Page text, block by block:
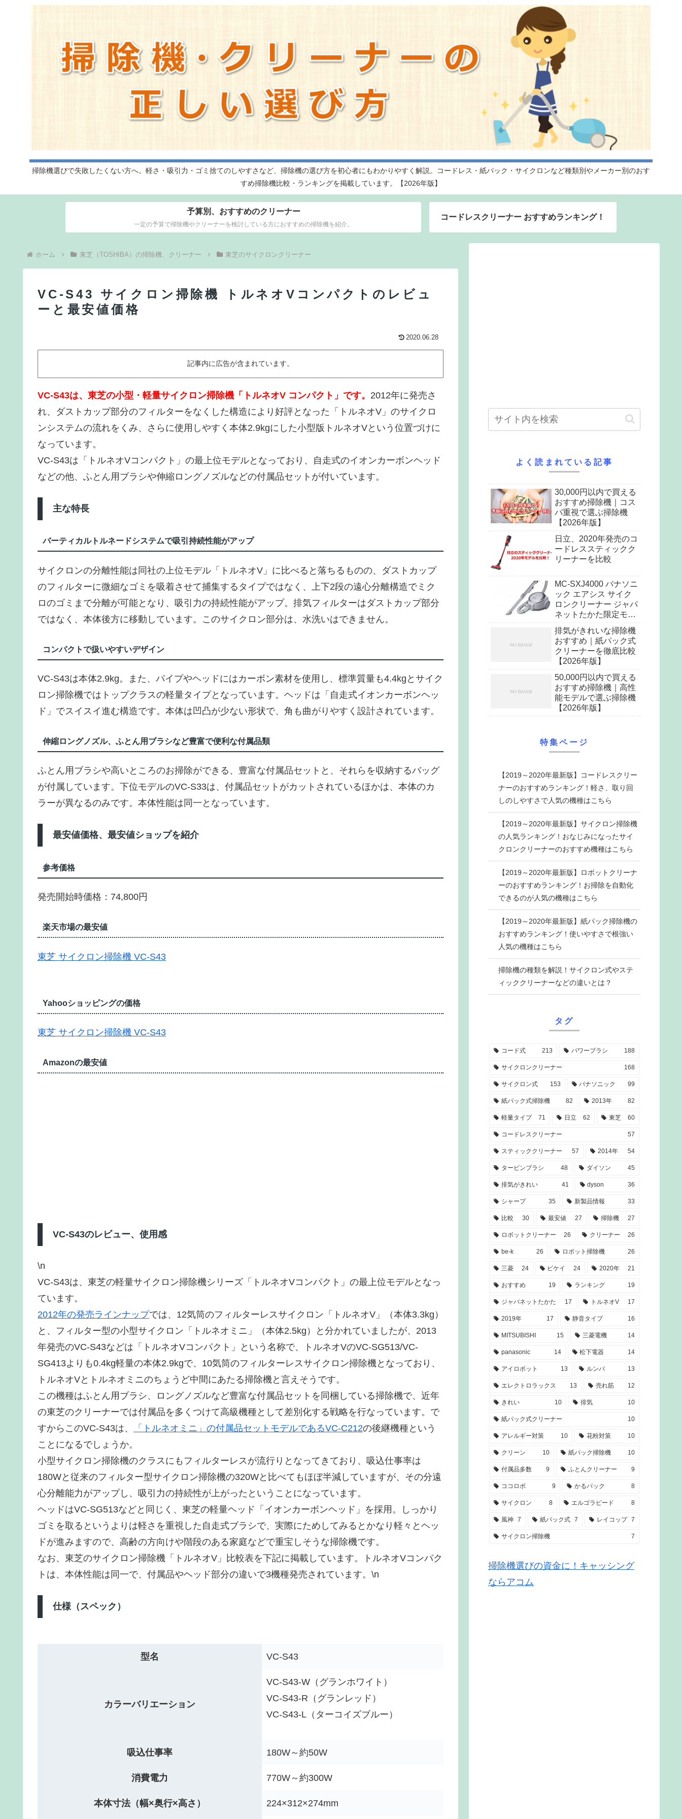
掃除機選びで失敗したくない方へ。軽さ・吸引力・ゴミ捨てのしやすさなど、掃除機の選び方を初心者にもわかりやすく解説。コードレス・紙パック・サイクロンなど種類別やメーカー別のおす
すめ掃除機比較・ランキングを掲載しています。【2026年版】
予算別、おすすめのクリーナー
一定の予算で掃除機やクリーナーを検討している方におすすめの掃除機を紹介。
コードレスクリーナー おすすめランキング！
ホーム 東芝（TOSHIBA）の掃除機、クリーナー 東芝のサイクロンクリーナー
VC-S43 サイクロン掃除機 トルネオVコンパクトのレビュ
ーと最安値価格
2020.06.28
記事内に広告が含まれています。
VC-S43は、東芝の小型・軽量サイクロン掃除機「トルネオV コンパクト」です。 2012年に発売さ
れ、ダストカップ部分のフィルターをなくした構造により好評となった「トルネオV」のサイクロ
ンシステムの流れをくみ、さらに使用しやすく本体2.9kgにした小型版トルネオVという位置づけに
なっています。
VC-S43は「トルネオVコンパクト」の最上位モデルとなっており、自走式のイオンカーボンヘッド
などの他、ふとん用ブラシや伸縮ロングノズルなどの付属品セットが付いています。
主な特長
バーティカルトルネードシステムで吸引持続性能がアップ
サイクロンの分離性能は同社の上位モデル「トルネオV」に比べると落ちるものの、ダストカップ
のフィルターに微細なゴミを吸着させて捕集するタイプではなく、上下2段の遠心分離構造でミク
ロのゴミまで分離が可能となり、吸引力の持続性能がアップ。排気フィルターはダストカップ部分
ではなく、本体後方に移動しています。このサイクロン部分は、水洗いはできません。
コンパクトで扱いやすいデザイン
VC-S43は本体2.9kg。また、パイプやヘッドにはカーボン素材を使用し、標準質量も4.4kgとサイク
ロン掃除機ではトップクラスの軽量タイプとなっています。ヘッドは「自走式イオンカーボンヘッ
ド」でスイスイ進む構造です。本体は凹凸が少ない形状で、角も曲がりやすく設計されています。
伸縮ロングノズル、ふとん用ブラシなど豊富で便利な付属品類
ふとん用ブラシや高いところのお掃除ができる、豊富な付属品セットと、それらを収納するバッグ
が付属しています。下位モデルのVC-S33は、付属品セットがカットされているほかは、本体のカ
ラーが異なるのみです。本体性能は同一となっています。
最安値価格、最安値ショップを紹介
参考価格
発売開始時価格：74,800円
楽天市場の最安値
東芝 サイクロン掃除機 VC-S43
Yahooショッピングの価格
東芝 サイクロン掃除機 VC-S43
Amazonの最安値
VC-S43のレビュー、使用感
\n
VC-S43は、東芝の軽量サイクロン掃除機シリーズ「トルネオVコンパクト」の最上位モデルとなっ
ています。
2012年の発売ラインナップでは、12気筒のフィルターレスサイクロン「トルネオV」（本体3.3kg）
と、フィルター型の小型サイクロン「トルネオミニ」（本体2.5kg）と分かれていましたが、2013
年発売のVC-S43などは「トルネオVコンパクト」という名称で、トルネオVのVC-SG513/VC-
SG413よりも0.4kg軽量の本体2.9kgで、10気筒のフィルターレスサイクロン掃除機となっており、
トルネオVとトルネオミニのちょうど中間にあたる掃除機と言えそうです。
この機種はふとん用ブラシ、ロングノズルなど豊富な付属品セットを同梱している掃除機で、近年
の東芝のクリーナーでは付属品を多くつけて高級機種として差別化する戦略を行なっています。で
すからこのVC-S43は、
「トルネオミニ」の付属品セットモデルであるVC-C212の後継機種という
ことになるでしょうか。
小型サイクロン掃除機のクラスにもフィルターレスが流行りとなってきており、吸込仕事率は
180Wと従来のフィルター型サイクロン掃除機の320Wと比べてもほぼ半減していますが、その分遠
心分離能力がアップし、吸引力の持続性が上がったということになっています。
ヘッドはVC-SG513などと同じく、東芝の軽量ヘッド「イオンカーボンヘッド」を採用。しっかり
ゴミを取るというよりは軽さを重視した自走式ブラシで、実際にためしてみるとかなり軽々とヘッ
ドが進みますので、高齢の方向けや階段のある家庭などで重宝しそうな掃除機です。
なお、東芝のサイクロン掃除機「トルネオV」比較表を下記に掲載しています。トルネオVコンパク
トは、本体性能は同一で、付属品やヘッド部分の違いで3機種発売されています。\n
仕様（スペック）
型名 VC-S43
カラーバリエーション
VC-S43-W（グランホワイト）
VC-S43-R（グランレッド）
VC-S43-L（ターコイズブルー）
吸込仕事率 180W～約50W
消費電力 770W～約300W
本体寸法（幅×奥行×高さ） 224×312×274mm
よく読まれている記事
30,000円以内で買える
おすすめ掃除機｜コス
パ重視で選ぶ掃除機
【2026年版】
日立、2020年発売のコ
ードレススティックク
リーナーを比較
MC-SXJ4000 パナソニ
ック エアシス サイク
ロンクリーナー ジャパ
ネットたかた限定モデ
排気がきれいな掃除機
おすすめ｜紙パック式
クリーナーを徹底比較
【2026年版】
50,000円以内で買える
おすすめ掃除機｜高性
能モデルで選ぶ掃除機
【2026年版】
特集ページ
【2019～2020年最新版】コードレスクリー
ナーのおすすめランキング！軽さ、取り回
しのしやすさで人気の機種はこちら
【2019～2020年最新版】サイクロン掃除機
の人気ランキング！おなじみになったサイ
クロンクリーナーのおすすめ機種はこちら
【2019～2020年最新版】ロボットクリーナ
ーのおすすめランキング！お掃除を自動化
できるのが人気の機種はこちら
【2019～2020年最新版】紙パック掃除機の
おすすめランキング！使いやすさで根強い
人気の機種はこちら
掃除機の種類を解説！サイクロン式やステ
ィッククリーナーなどの違いとは？
タグ
コード式 213 パワーブラシ 188
サイクロンクリーナー 168
サイクロン式 153 パナソニック 99
紙パック式掃除機 82 2013年 82
軽量タイプ 71 日立 62 東芝 60
コードレスクリーナー 57
スティッククリーナー 57 2014年 54
タービンブラシ 48 ダイソン 45
排気がきれい 41 dyson 36
シャープ 35 新製品情報 33
比較 30 最安値 27 掃除機 27
ロボットクリーナー 26 クリーナー 26
be-k 26 ロボット掃除機 26
三菱 24 ビケイ 24 2020年 21
おすすめ 19 ランキング 19
ジャパネットたかた 17 トルネオV 17
2019年 17 静音タイプ 16
MITSUBISHI 15 三菱電機 14
panasonic 14 松下電器 14
アイロボット 13 ルンバ 13
エレクトロラックス 13 売れ筋 12
きれい 10 排気 10
紙パック式クリーナー 10
アレルギー対策 10 花粉対策 10
クリーン 10 紙パック掃除機 10
付属品多数 9 ふとんクリーナー 9
ココロボ 9 かるパック 8
サイクロン 8 エルゴラピード 8
風神 7 紙パック式 7 レイコップ 7
サイクロン掃除機 7
掃除機選びの資金に！キャッシング
ならアコム